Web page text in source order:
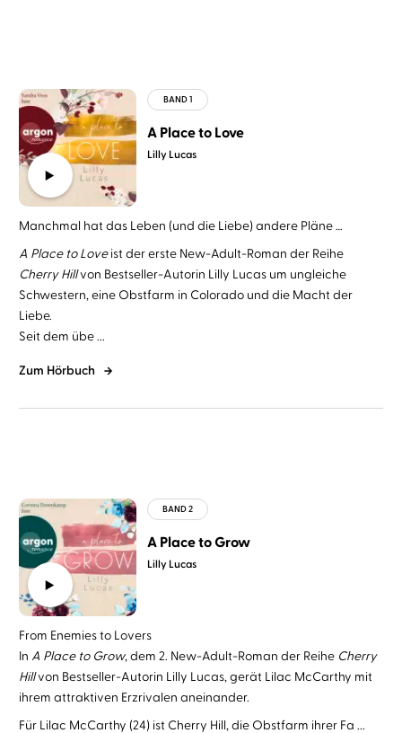
Lilly Lucas
A Place to Love
Manchmal hat das Leben (und die Liebe) andere Pläne …
A Place to Loveist der erste New-Adult-Roman der Reihe
Cherry Hillvon Bestseller-Autorin Lilly Lucas um ungleiche
Schwestern, eine Obstfarm in Colorado und die Macht der
Liebe.
Seit dem übe ...
Zum Hörbuch
Lilly Lucas
A Place to Grow
From Enemies to Lovers
In A Place to Grow, dem 2. New-Adult-Roman der Reihe Cherry
Hillvon Bestseller-Autorin Lilly Lucas, gerät Lilac McCarthy mit
ihrem attraktiven Erzrivalen aneinander.
Für Lilac McCarthy (24) ist Cherry Hill, die Obstfarm ihrer Fa ...